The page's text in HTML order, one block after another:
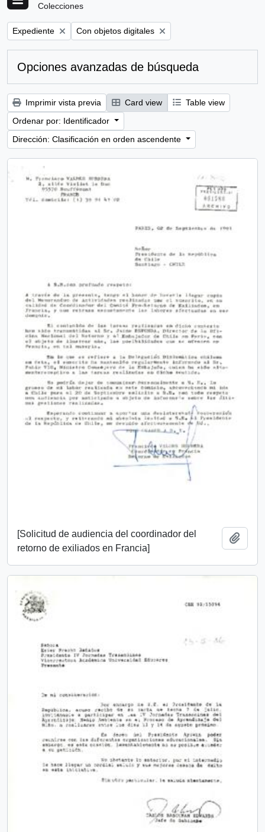
Colecciones
Remove filter:
Expediente Remove filter:
Con objetos digitales
Opciones avanzadas de búsqueda
Imprimir vista previa Card view
Table view
Ordenar por: Identificador
Dirección: Clasificación en orden ascendente
[Solicitud de audiencia del coordinador del
retorno de exiliados en Francia]